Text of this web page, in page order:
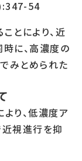
54
とにより、近
に、高濃度の
みとめられた
り、低濃度ア
近視進行を抑